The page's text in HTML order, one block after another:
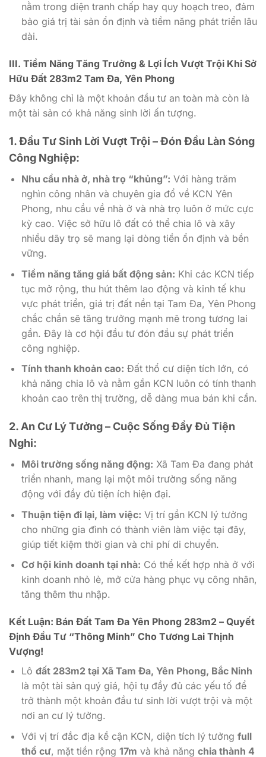
nằm trong diện tranh chấp hay quy hoạch treo, đảm
bảo giá trị tài sản ổn định và tiềm năng phát triển lâu
dài.
III. Tiềm Năng Tăng Trưởng & Lợi Ích Vượt Trội Khi Sở
Hữu Đất 283m2 Tam Đa, Yên Phong
Đây không chỉ là một khoản đầu tư an toàn mà còn là
một tài sản có khả năng sinh lời ấn tượng.
1. Đầu Tư Sinh Lời Vượt Trội – Đón Đầu Làn Sóng
Công Nghiệp:
Nhu cầu nhà ở, nhà trọ “khủng”: Với hàng trăm
nghìn công nhân và chuyên gia đổ về KCN Yên
Phong, nhu cầu về nhà ở và nhà trọ luôn ở mức cực
kỳ cao. Việc sở hữu lô đất có thể chia lô và xây
nhiều dãy trọ sẽ mang lại dòng tiền ổn định và bền
vững.
Tiềm năng tăng giá bất động sản: Khi các KCN tiếp
tục mở rộng, thu hút thêm lao động và kinh tế khu
vực phát triển, giá trị đất nền tại Tam Đa, Yên Phong
chắc chắn sẽ tăng trưởng mạnh mẽ trong tương lai
gần. Đây là cơ hội đầu tư đón đầu sự phát triển
công nghiệp.
Tính thanh khoản cao: Đất thổ cư diện tích lớn, có
khả năng chia lô và nằm gần KCN luôn có tính thanh
khoản cao trên thị trường, dễ dàng mua bán khi cần.
2. An Cư Lý Tưởng – Cuộc Sống Đầy Đủ Tiện
Nghi:
Môi trường sống năng động: Xã Tam Đa đang phát
triển nhanh, mang lại một môi trường sống năng
động với đầy đủ tiện ích hiện đại.
Thuận tiện đi lại, làm việc: Vị trí gần KCN lý tưởng
cho những gia đình có thành viên làm việc tại đây,
giúp tiết kiệm thời gian và chi phí di chuyển.
Cơ hội kinh doanh tại nhà: Có thể kết hợp nhà ở với
kinh doanh nhỏ lẻ, mở cửa hàng phục vụ công nhân,
tăng thêm thu nhập.
Kết Luận: Bán Đất Tam Đa Yên Phong 283m2 – Quyết
Định Đầu Tư “Thông Minh” Cho Tương Lai Thịnh
Vượng!
Lô đất 283m2 tại Xã Tam Đa, Yên Phong, Bắc Ninh
là một tài sản quý giá, hội tụ đầy đủ các yếu tố để
trở thành một khoản đầu tư sinh lời vượt trội và một
nơi an cư lý tưởng.
Với vị trí đắc địa kề cận KCN, diện tích lý tưởng full
thổ cư, mặt tiền rộng 17m và khả năng chia thành 4